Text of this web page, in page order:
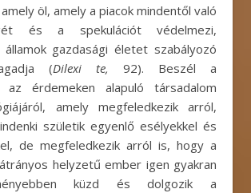
öl, amely a piacok mindentől való
és a spekulációt védelmezi,
gazdasági életet szabályozó
(Dilexi te, 92). Beszél a
az érdemeken alapuló társadalom
amely megfeledkezik arról,
születik egyenlő esélyekkel és
de megfeledkezik arról is, hogy a
helyzetű ember igen gyakran
küzd és dolgozik a